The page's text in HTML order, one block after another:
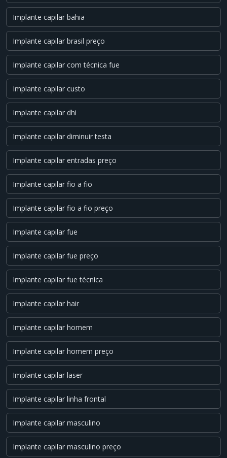
Implante capilar bahia
Implante capilar brasil preço
Implante capilar com técnica fue
Implante capilar custo
Implante capilar dhi
Implante capilar diminuir testa
Implante capilar entradas preço
Implante capilar fio a fio
Implante capilar fio a fio preço
Implante capilar fue
Implante capilar fue preço
Implante capilar fue técnica
Implante capilar hair
Implante capilar homem
Implante capilar homem preço
Implante capilar laser
Implante capilar linha frontal
Implante capilar masculino
Implante capilar masculino preço